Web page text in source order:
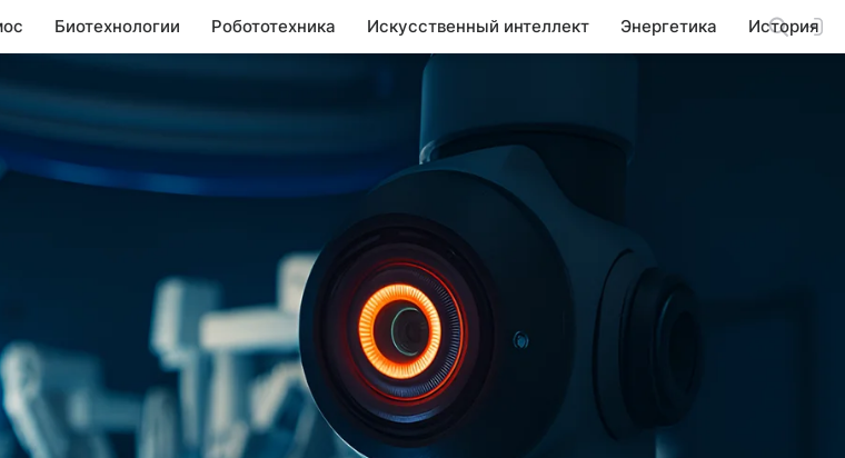
Биотехнологии Робототехника Искусственный интеллект Энергетика История